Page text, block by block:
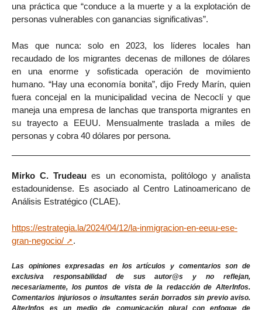
una práctica que “conduce a la muerte y a la explotación de
personas vulnerables con ganancias significativas”.
Mas que nunca: solo en 2023, los líderes locales han
recaudado de los migrantes decenas de millones de dólares
en una enorme y sofisticada operación de movimiento
humano. “Hay una economía bonita”, dijo Fredy Marín, quien
fuera concejal en la municipalidad vecina de Necoclí y que
maneja una empresa de lanchas que transporta migrantes en
su trayecto a EEUU. Mensualmente traslada a miles de
personas y cobra 40 dólares por persona.
Mirko C. Trudeau es un economista, politólogo y analista
estadounidense. Es asociado al Centro Latinoamericano de
Análisis Estratégico (CLAE).
https://estrategia.la/2024/04/12/la-inmigracion-en-eeuu-ese-
gran-negocio/
.
Las opiniones expresadas en los artículos y comentarios son de
exclusiva responsabilidad de sus autor@s y no reflejan,
necesariamente, los puntos de vista de la redacción de AlterInfos.
Comentarios injuriosos o insultantes serán borrados sin previo aviso.
AlterInfos es un medio de comunicación plural con enfoque de